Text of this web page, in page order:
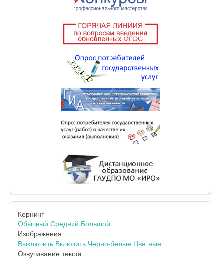
Кернинг
Обычный Средний Большой
Изображения
Выключить Включить Черно-белые Цветные
Озвучивание текста